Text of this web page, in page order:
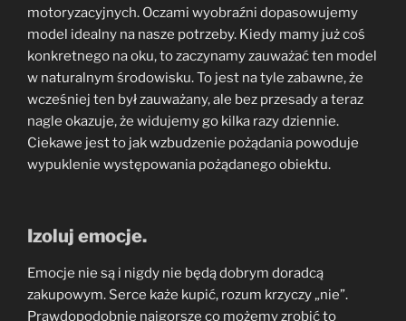
motoryzacyjnych. Oczami wyobraźni dopasowujemy
model idealny na nasze potrzeby. Kiedy mamy już coś
konkretnego na oku, to zaczynamy zauważać ten model
w naturalnym środowisku. To jest na tyle zabawne, że
wcześniej ten był zauważany, ale bez przesady a teraz
nagle okazuje, że widujemy go kilka razy dziennie.
Ciekawe jest to jak wzbudzenie pożądania powoduje
wypuklenie występowania pożądanego obiektu.
Izoluj emocje.
Emocje nie są i nigdy nie będą dobrym doradcą
zakupowym. Serce każe kupić, rozum krzyczy „nie”.
Prawdopodobnie najgorsze co możemy zrobić to